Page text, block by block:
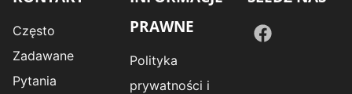
Często
Zadawane
Pytania
PRAWNE
Polityka
prywatności i